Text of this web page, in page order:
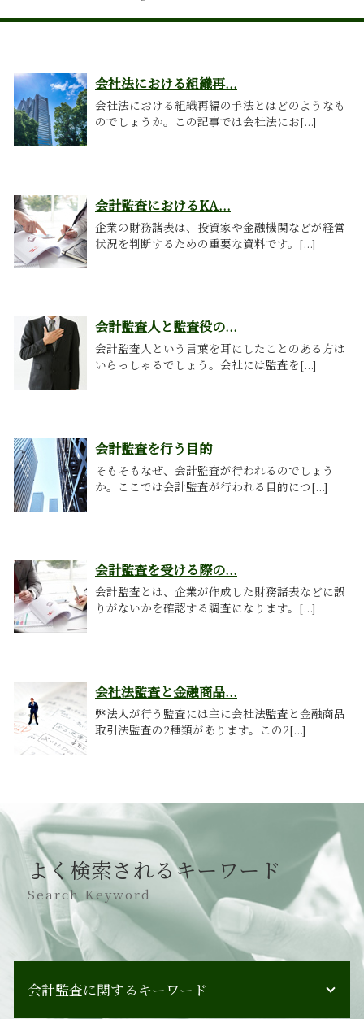
会社法における組織再...
会社法における組織再編の手法とはどのようなも
のでしょうか。この記事では会社法にお[...]
会計監査におけるKA...
企業の財務諸表は、投資家や金融機関などが経営
状況を判断するための重要な資料です。[...]
会計監査人と監査役の...
会計監査人という言葉を耳にしたことのある方は
いらっしゃるでしょう。会社には監査を[...]
会計監査を行う目的
そもそもなぜ、会計監査が行われるのでしょう
か。ここでは会計監査が行われる目的につ[...]
会計監査を受ける際の...
会計監査とは、企業が作成した財務諸表などに誤
りがないかを確認する調査になります。[...]
会社法監査と金融商品...
弊法人が行う監査には主に会社法監査と金融商品
取引法監査の2種類があります。この2[...]
よく検索されるキーワード
Search Keyword
会計監査に関するキーワード